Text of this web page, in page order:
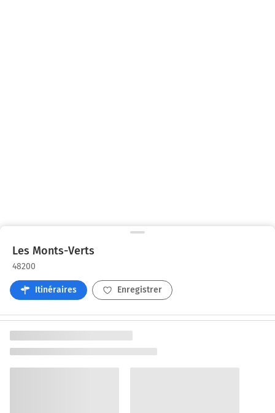
Les Monts-Verts
48200
Itinéraires Enregistrer